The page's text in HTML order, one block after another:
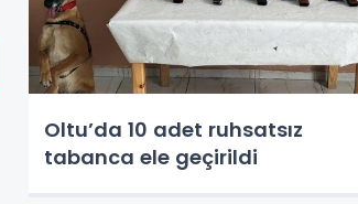
Oltu’da 10 adet ruhsatsız
tabanca ele geçirildi